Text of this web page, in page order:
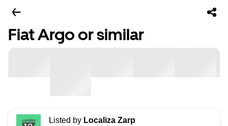
Fiat Argo or similar
Listed by Localiza Zarp